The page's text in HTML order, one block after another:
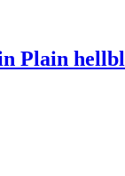
Plain